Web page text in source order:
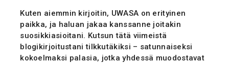
Kuten aiemmin kirjoitin, UWASA on erityinen
paikka, ja haluan jakaa kanssanne joitakin
suosikkiasioitani. Kutsun tätä viimeistä
blogikirjoitustani tilkkutäkiksi – satunnaiseksi
kokoelmaksi palasia, jotka yhdessä muodostavat